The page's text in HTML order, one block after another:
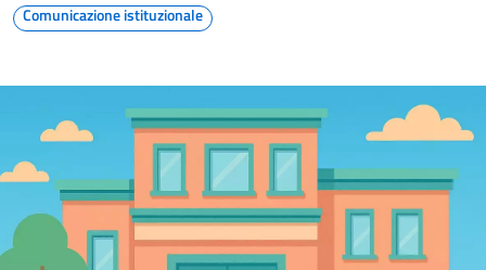
Comunicazione istituzionale